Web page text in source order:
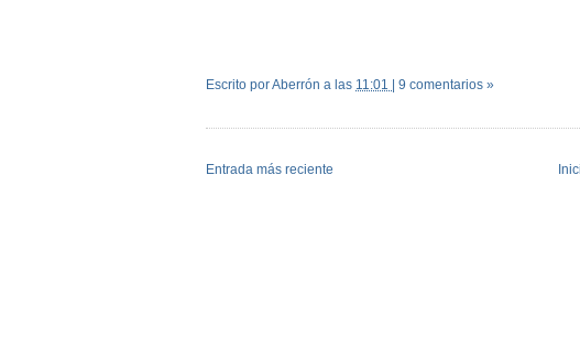
Escrito por Aberrón a las 11:01 | 9 comentarios »
Entrada más reciente